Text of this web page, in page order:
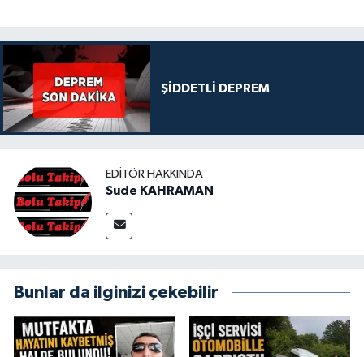
ŞİDDETLİ DEPREM
EDITÖR HAKKINDA
Sude KAHRAMAN
Bunlar da ilginizi çekebilir